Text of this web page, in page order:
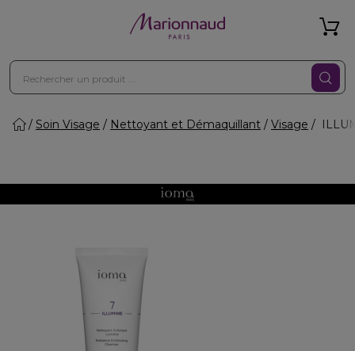
Soin Visage Nettoyant et Démaquillant Visage